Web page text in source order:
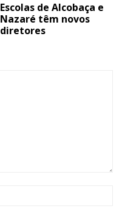
Escolas de Alcobaça e
Nazaré têm novos
diretores